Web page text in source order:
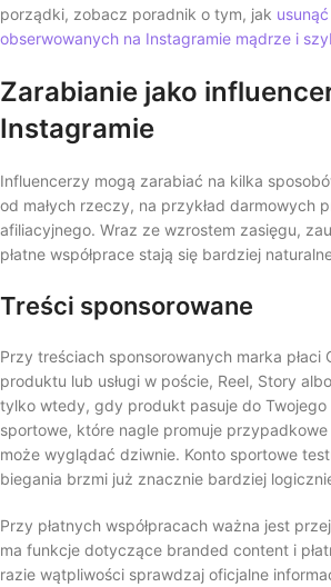
porządki, zobacz poradnik o tym, jak
obserwowanych na Instagramie mądrze i
Zarabianie jako
Instagramie
Influencerzy mogą zarabiać na kilka
od małych rzeczy, na przykład darmowych
afiliacyjnego. Wraz ze wzrostem zasięgu,
płatne współprace stają się bardziej
Treści sponsorowane
Przy treściach sponsorowanych marka płaci
produktu lub usługi w poście, Reel, Story
tylko wtedy, gdy produkt pasuje do Twojego
sportowe, które nagle promuje
może wyglądać dziwnie. Konto sportowe
biegania brzmi już znacznie bardziej
Przy płatnych współpracach ważna jest
ma funkcje dotyczące branded content i
razie wątpliwości sprawdzaj oficjalne